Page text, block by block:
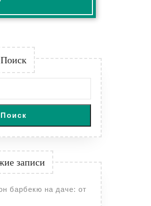
Поиск
Поиск
записи
барбекю на даче: от